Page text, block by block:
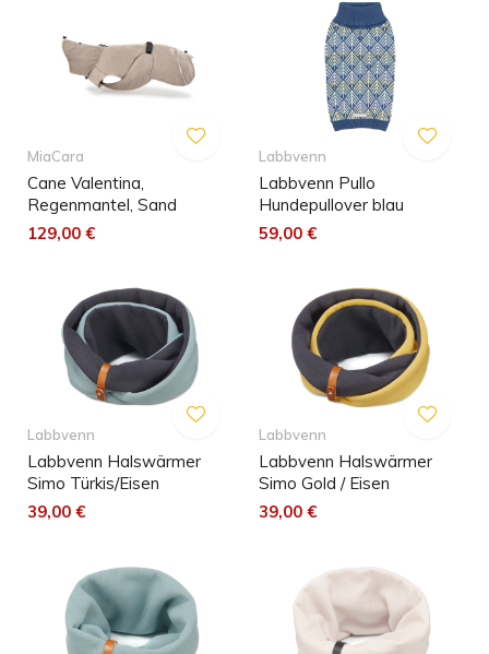
MiaCara
Cane Valentina,
Regenmantel, Sand
129,00 €
Labbvenn
Labbvenn Pullo
Hundepullover blau
59,00 €
Labbvenn
Labbvenn Halswärmer
Simo Türkis/Eisen
39,00 €
Labbvenn
Labbvenn Halswärmer
Simo Gold / Eisen
39,00 €